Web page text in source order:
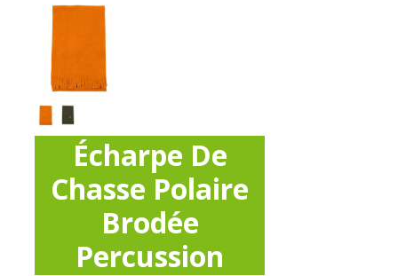
Écharpe De
Chasse Polaire
Brodée
Percussion